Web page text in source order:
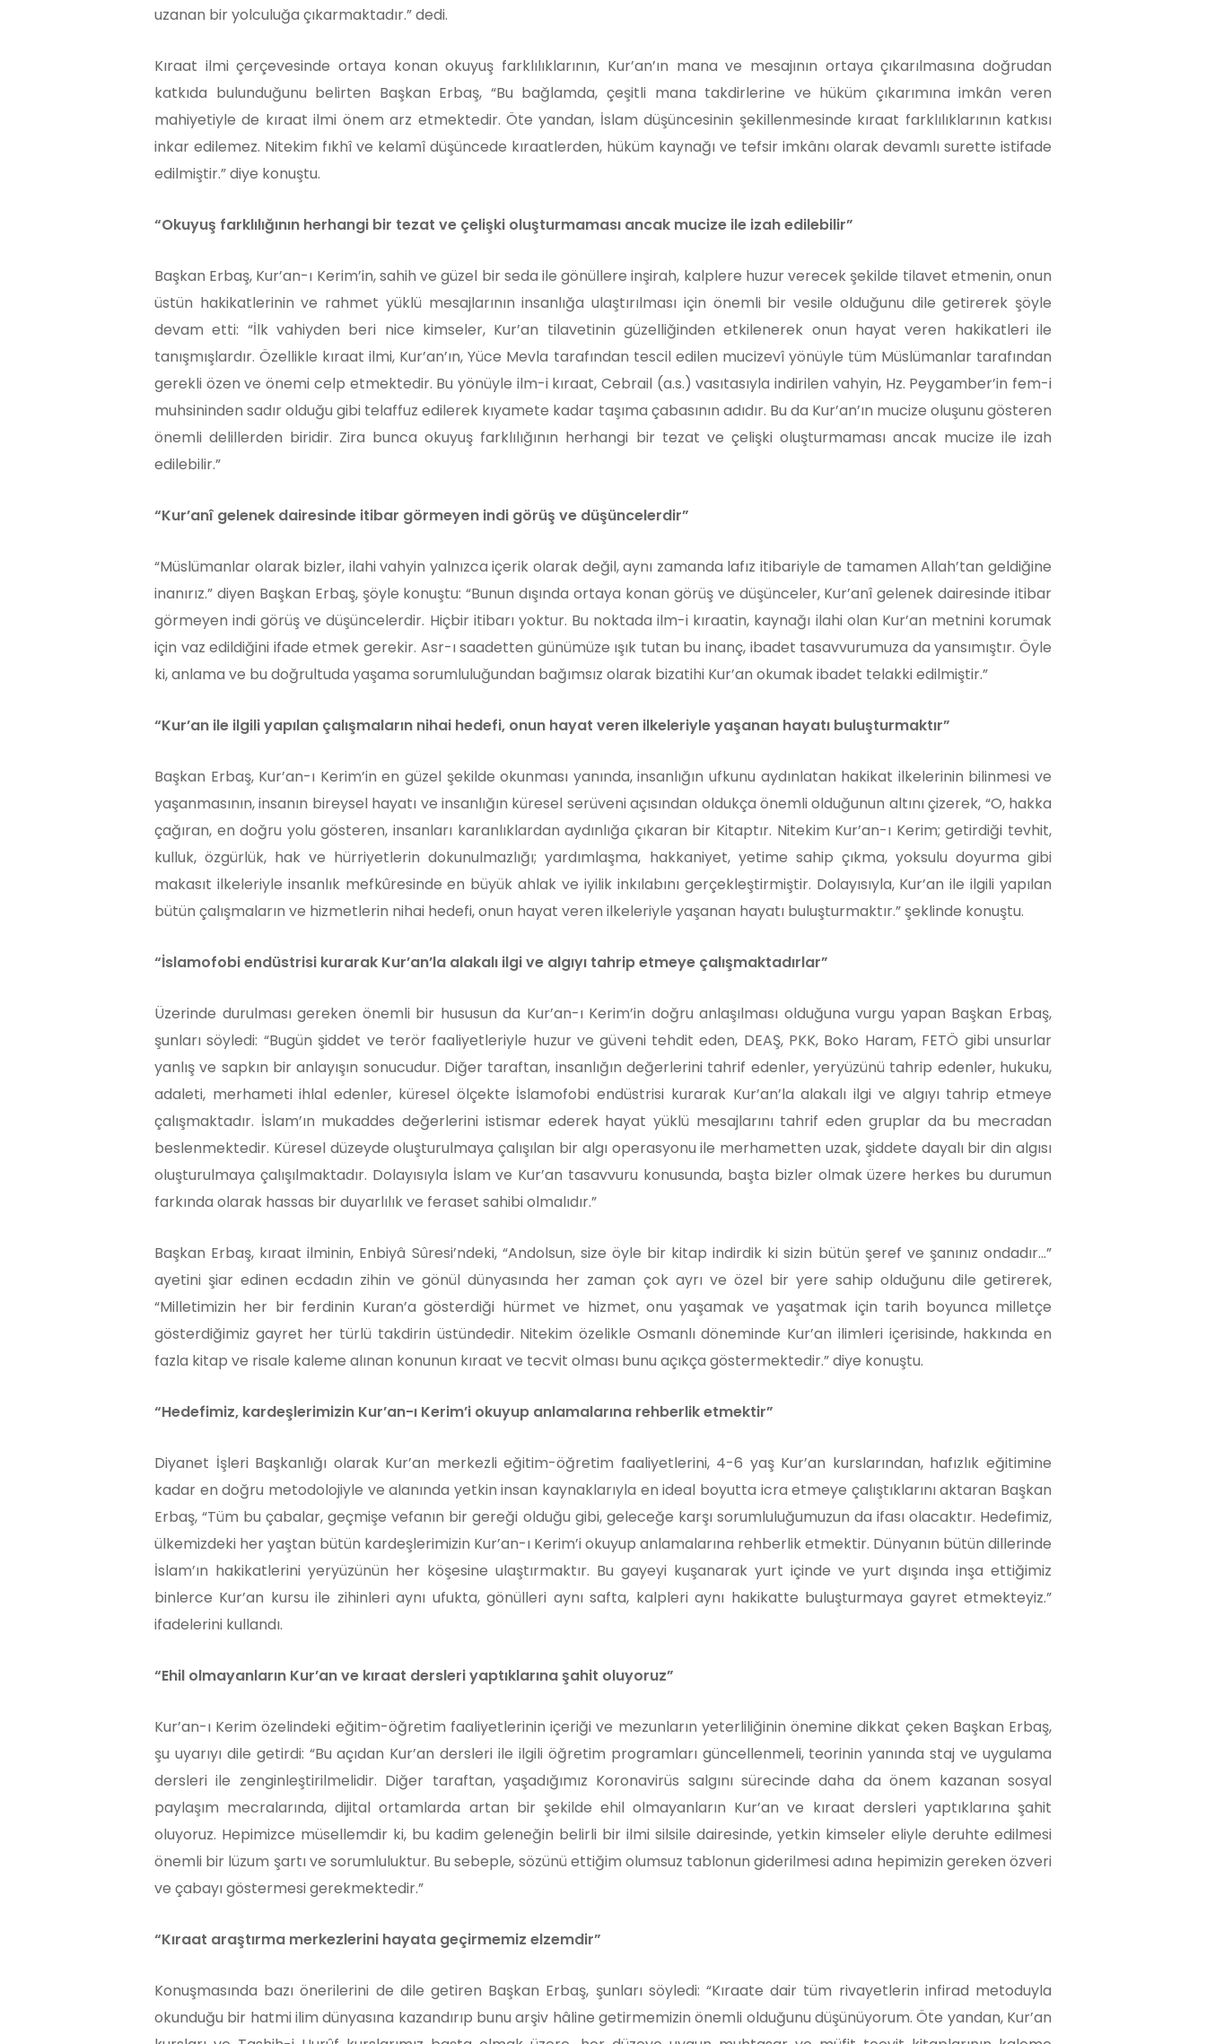
uzanan bir yolculuğa çıkarmaktadır.” dedi.
Kıraat ilmi çerçevesinde ortaya konan okuyuş farklılıklarının, Kur’an’ın mana ve mesajının ortaya çıkarılmasına doğrudan
katkıda bulunduğunu belirten Başkan Erbaş, “Bu bağlamda, çeşitli mana takdirlerine ve hüküm çıkarımına imkân veren
mahiyetiyle de kıraat ilmi önem arz etmektedir. Öte yandan, İslam düşüncesinin şekillenmesinde kıraat farklılıklarının katkısı
inkar edilemez. Nitekim fıkhî ve kelamî düşüncede kıraatlerden, hüküm kaynağı ve tefsir imkânı olarak devamlı surette istifade
edilmiştir.” diye konuştu.
“Okuyuş farklılığının herhangi bir tezat ve çelişki oluşturmaması ancak mucize ile izah edilebilir”
Başkan Erbaş, Kur’an-ı Kerim’in, sahih ve güzel bir seda ile gönüllere inşirah, kalplere huzur verecek şekilde tilavet etmenin, onun
üstün hakikatlerinin ve rahmet yüklü mesajlarının insanlığa ulaştırılması için önemli bir vesile olduğunu dile getirerek şöyle
devam etti: “İlk vahiyden beri nice kimseler, Kur’an tilavetinin güzelliğinden etkilenerek onun hayat veren hakikatleri ile
tanışmışlardır. Özellikle kıraat ilmi, Kur’an’ın, Yüce Mevla tarafından tescil edilen mucizevî yönüyle tüm Müslümanlar tarafından
gerekli özen ve önemi celp etmektedir. Bu yönüyle ilm-i kıraat, Cebrail (a.s.) vasıtasıyla indirilen vahyin, Hz. Peygamber’in fem-i
muhsininden sadır olduğu gibi telaffuz edilerek kıyamete kadar taşıma çabasının adıdır. Bu da Kur’an’ın mucize oluşunu gösteren
önemli delillerden biridir. Zira bunca okuyuş farklılığının herhangi bir tezat ve çelişki oluşturmaması ancak mucize ile izah
edilebilir.”
“Kur’anî gelenek dairesinde itibar görmeyen indi görüş ve düşüncelerdir”
“Müslümanlar olarak bizler, ilahi vahyin yalnızca içerik olarak değil, aynı zamanda lafız itibariyle de tamamen Allah’tan geldiğine
inanırız.” diyen Başkan Erbaş, şöyle konuştu: “Bunun dışında ortaya konan görüş ve düşünceler, Kur’anî gelenek dairesinde itibar
görmeyen indi görüş ve düşüncelerdir. Hiçbir itibarı yoktur. Bu noktada ilm-i kıraatin, kaynağı ilahi olan Kur’an metnini korumak
için vaz edildiğini ifade etmek gerekir. Asr-ı saadetten günümüze ışık tutan bu inanç, ibadet tasavvurumuza da yansımıştır. Öyle
ki, anlama ve bu doğrultuda yaşama sorumluluğundan bağımsız olarak bizatihi Kur’an okumak ibadet telakki edilmiştir.”
“Kur’an ile ilgili yapılan çalışmaların nihai hedefi, onun hayat veren ilkeleriyle yaşanan hayatı buluşturmaktır”
Başkan Erbaş, Kur’an-ı Kerim’in en güzel şekilde okunması yanında, insanlığın ufkunu aydınlatan hakikat ilkelerinin bilinmesi ve
yaşanmasının, insanın bireysel hayatı ve insanlığın küresel serüveni açısından oldukça önemli olduğunun altını çizerek, “O, hakka
çağıran, en doğru yolu gösteren, insanları karanlıklardan aydınlığa çıkaran bir Kitaptır. Nitekim Kur’an-ı Kerim; getirdiği tevhit,
kulluk, özgürlük, hak ve hürriyetlerin dokunulmazlığı; yardımlaşma, hakkaniyet, yetime sahip çıkma, yoksulu doyurma gibi
makasıt ilkeleriyle insanlık mefkûresinde en büyük ahlak ve iyilik inkılabını gerçekleştirmiştir. Dolayısıyla, Kur’an ile ilgili yapılan
bütün çalışmaların ve hizmetlerin nihai hedefi, onun hayat veren ilkeleriyle yaşanan hayatı buluşturmaktır.” şeklinde konuştu.
“İslamofobi endüstrisi kurarak Kur’an’la alakalı ilgi ve algıyı tahrip etmeye çalışmaktadırlar”
Üzerinde durulması gereken önemli bir hususun da Kur’an-ı Kerim’in doğru anlaşılması olduğuna vurgu yapan Başkan Erbaş,
şunları söyledi: “Bugün şiddet ve terör faaliyetleriyle huzur ve güveni tehdit eden, DEAŞ, PKK, Boko Haram, FETÖ gibi unsurlar
yanlış ve sapkın bir anlayışın sonucudur. Diğer taraftan, insanlığın değerlerini tahrif edenler, yeryüzünü tahrip edenler, hukuku,
adaleti, merhameti ihlal edenler, küresel ölçekte İslamofobi endüstrisi kurarak Kur’an’la alakalı ilgi ve algıyı tahrip etmeye
çalışmaktadır. İslam’ın mukaddes değerlerini istismar ederek hayat yüklü mesajlarını tahrif eden gruplar da bu mecradan
beslenmektedir. Küresel düzeyde oluşturulmaya çalışılan bir algı operasyonu ile merhametten uzak, şiddete dayalı bir din algısı
oluşturulmaya çalışılmaktadır. Dolayısıyla İslam ve Kur’an tasavvuru konusunda, başta bizler olmak üzere herkes bu durumun
farkında olarak hassas bir duyarlılık ve feraset sahibi olmalıdır.”
Başkan Erbaş, kıraat ilminin, Enbiyâ Sûresi’ndeki, “Andolsun, size öyle bir kitap indirdik ki sizin bütün şeref ve şanınız ondadır…”
ayetini şiar edinen ecdadın zihin ve gönül dünyasında her zaman çok ayrı ve özel bir yere sahip olduğunu dile getirerek,
“Milletimizin her bir ferdinin Kuran’a gösterdiği hürmet ve hizmet, onu yaşamak ve yaşatmak için tarih boyunca milletçe
gösterdiğimiz gayret her türlü takdirin üstündedir. Nitekim özelikle Osmanlı döneminde Kur’an ilimleri içerisinde, hakkında en
fazla kitap ve risale kaleme alınan konunun kıraat ve tecvit olması bunu açıkça göstermektedir.” diye konuştu.
“Hedefimiz, kardeşlerimizin Kur’an-ı Kerim’i okuyup anlamalarına rehberlik etmektir”
Diyanet İşleri Başkanlığı olarak Kur’an merkezli eğitim-öğretim faaliyetlerini, 4-6 yaş Kur’an kurslarından, hafızlık eğitimine
kadar en doğru metodolojiyle ve alanında yetkin insan kaynaklarıyla en ideal boyutta icra etmeye çalıştıklarını aktaran Başkan
Erbaş, “Tüm bu çabalar, geçmişe vefanın bir gereği olduğu gibi, geleceğe karşı sorumluluğumuzun da ifası olacaktır. Hedefimiz,
ülkemizdeki her yaştan bütün kardeşlerimizin Kur’an-ı Kerim’i okuyup anlamalarına rehberlik etmektir. Dünyanın bütün dillerinde
İslam’ın hakikatlerini yeryüzünün her köşesine ulaştırmaktır. Bu gayeyi kuşanarak yurt içinde ve yurt dışında inşa ettiğimiz
binlerce Kur’an kursu ile zihinleri aynı ufukta, gönülleri aynı safta, kalpleri aynı hakikatte buluşturmaya gayret etmekteyiz.”
ifadelerini kullandı.
“Ehil olmayanların Kur’an ve kıraat dersleri yaptıklarına şahit oluyoruz”
Kur’an-ı Kerim özelindeki eğitim-öğretim faaliyetlerinin içeriği ve mezunların yeterliliğinin önemine dikkat çeken Başkan Erbaş,
şu uyarıyı dile getirdi: “Bu açıdan Kur’an dersleri ile ilgili öğretim programları güncellenmeli, teorinin yanında staj ve uygulama
dersleri ile zenginleştirilmelidir. Diğer taraftan, yaşadığımız Koronavirüs salgını sürecinde daha da önem kazanan sosyal
paylaşım mecralarında, dijital ortamlarda artan bir şekilde ehil olmayanların Kur’an ve kıraat dersleri yaptıklarına şahit
oluyoruz. Hepimizce müsellemdir ki, bu kadim geleneğin belirli bir ilmi silsile dairesinde, yetkin kimseler eliyle deruhte edilmesi
önemli bir lüzum şartı ve sorumluluktur. Bu sebeple, sözünü ettiğim olumsuz tablonun giderilmesi adına hepimizin gereken özveri
ve çabayı göstermesi gerekmektedir.”
“Kıraat araştırma merkezlerini hayata geçirmemiz elzemdir”
Konuşmasında bazı önerilerini de dile getiren Başkan Erbaş, şunları söyledi: “Kıraate dair tüm rivayetlerin infirad metoduyla
okunduğu bir hatmi ilim dünyasına kazandırıp bunu arşiv hâline getirmemizin önemli olduğunu düşünüyorum. Öte yandan, Kur’an